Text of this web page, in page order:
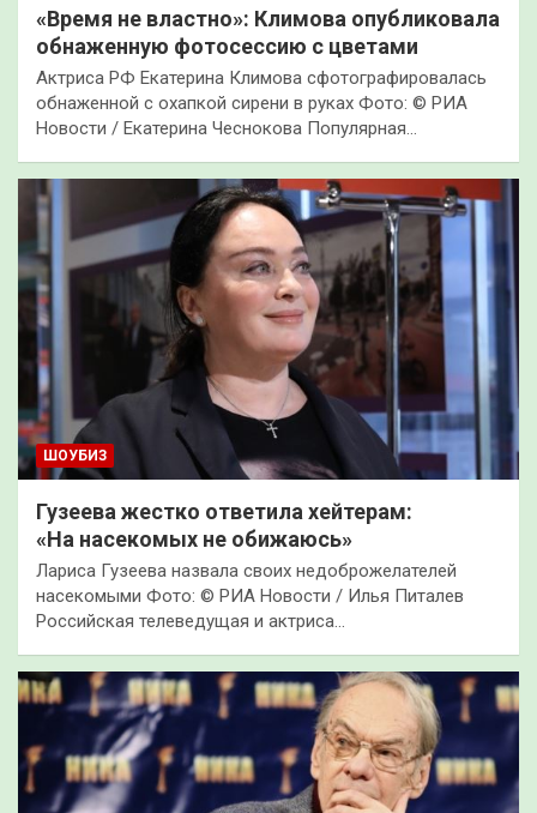
«Время не властно»: Климова опубликовала
обнаженную фотосессию с цветами
Актриса РФ Екатерина Климова сфотографировалась
обнаженной с охапкой сирени в руках Фото: © РИА
Новости / Екатерина Чеснокова Популярная…
ШОУБИЗ
Гузеева жестко ответила хейтерам:
«На насекомых не обижаюсь»
Лариса Гузеева назвала своих недоброжелателей
насекомыми Фото: © РИА Новости / Илья Питалев
Российская телеведущая и актриса…